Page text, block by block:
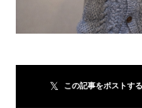
この記事をポストする